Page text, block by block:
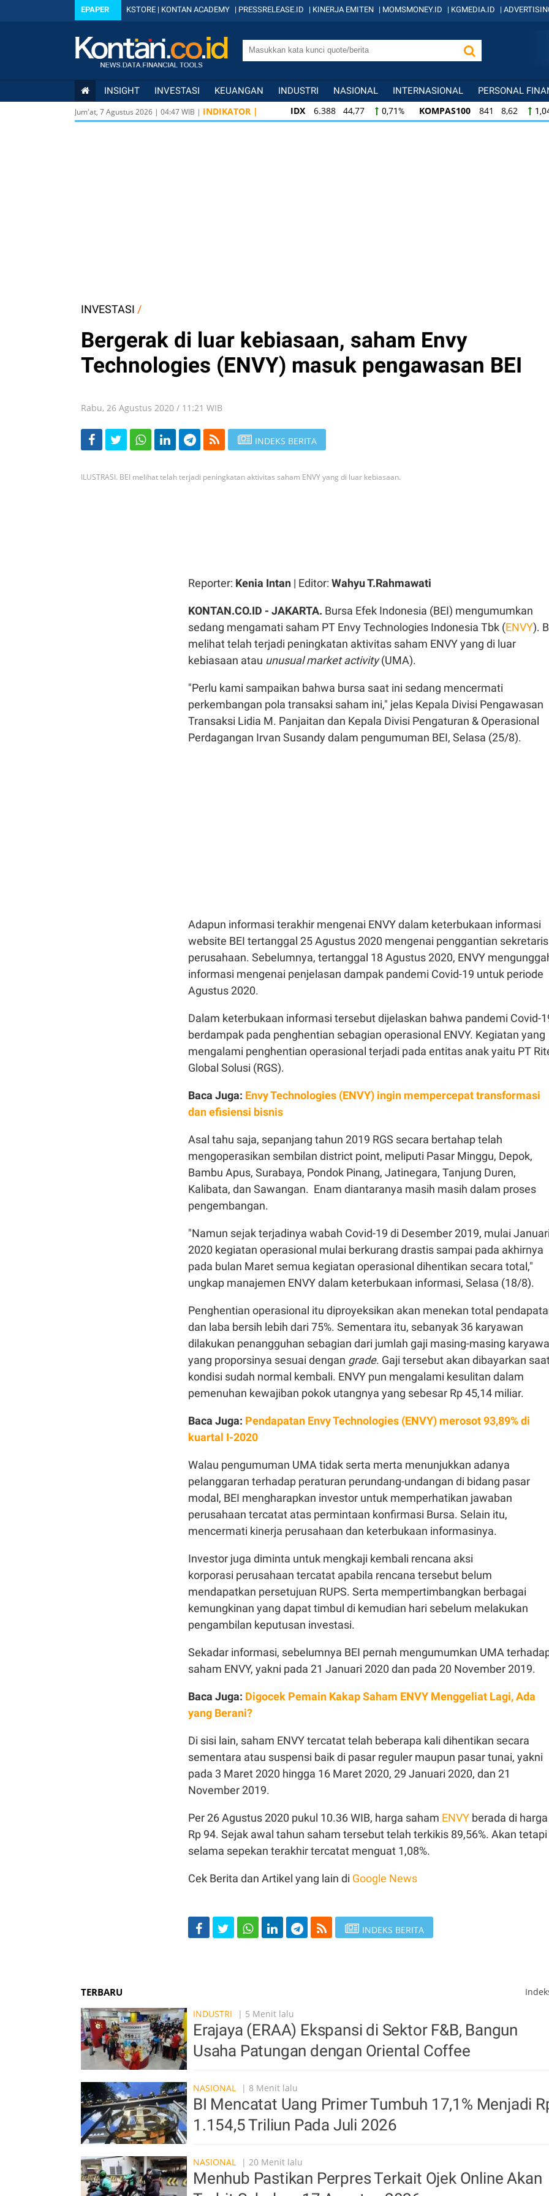
EPAPER KSTORE | KONTAN ACADEMY | PRESSRELEASE.ID | KINERJA EMITEN | MOMSMONEY.ID | KGMEDIA.ID |
INSIGHT INVESTASI KEUANGAN INDUSTRI NASIONAL INTERNASIONAL PERSONAL
Jum'at, 7 Agustus 2026 | 04:47WIB | INDIKATOR | IDX 6.388 44,77 0,71% KOMPAS100 841 8,62
KOMPAS100
841 8,62 1,04% LQ45 638 7,02 1,11%
INVESTASI /
Bergerak di luar kebiasaan, saham Envy
Technologies (ENVY) masuk pengawasan BEI
Rabu, 26 Agustus 2020 / 11:21 WIB
INDEKS BERITA
ILUSTRASI. BEI melihat telah terjadi peningkatan aktivitas saham ENVY yang di luar kebiasaan.
Reporter: Kenia Intan | Editor: Wahyu T.Rahmawati
KONTAN.CO.ID - JAKARTA. Bursa Efek Indonesia (BEI) mengumumkan
sedang mengamati saham PT Envy Technologies Indonesia Tbk (ENVY).
melihat telah terjadi peningkatan aktivitas saham ENVY yang di luar
kebiasaan atau unusual market activity(UMA).
"Perlu kami sampaikan bahwa bursa saat ini sedang mencermati
perkembangan pola transaksi saham ini," jelas Kepala Divisi Pengawasan
Transaksi Lidia M. Panjaitan dan Kepala Divisi Pengaturan & Operasional
Perdagangan Irvan Susandy dalam pengumuman BEI, Selasa (25/8).
Adapun informasi terakhir mengenai ENVY dalam keterbukaan informasi
website BEI tertanggal 25 Agustus 2020 mengenai penggantian sekretaris
perusahaan. Sebelumnya, tertanggal 18 Agustus 2020, ENVY
informasi mengenai penjelasan dampak pandemi Covid-19 untuk periode
Agustus 2020.
Dalam keterbukaan informasi tersebut dijelaskan bahwa pandemi Covid-
berdampak pada penghentian sebagian operasional ENVY. Kegiatan yang
mengalami penghentian operasional terjadi pada entitas anak yaitu PT
Global Solusi (RGS).
Baca Juga: Envy Technologies (ENVY) ingin mempercepat transformasi
dan efisiensi bisnis
Asal tahu saja, sepanjang tahun 2019 RGS secara bertahap telah
mengoperasikan sembilan district point, meliputi Pasar Minggu, Depok,
Bambu Apus, Surabaya, Pondok Pinang, Jatinegara, Tanjung Duren,
Kalibata, dan Sawangan. Enam diantaranya masih masih dalam proses
pengembangan.
"Namun sejak terjadinya wabah Covid-19 di Desember 2019, mulai Januari
2020 kegiatan operasional mulai berkurang drastis sampai pada akhirnya
pada bulan Maret semua kegiatan operasional dihentikan secara total,"
ungkap manajemen ENVY dalam keterbukaan informasi, Selasa (18/8).
Penghentian operasional itu diproyeksikan akan menekan total
dan laba bersih lebih dari 75%. Sementara itu, sebanyak 36 karyawan
dilakukan penangguhan sebagian dari jumlah gaji masing-masing
yang proporsinya sesuai dengan grade. Gaji tersebut akan dibayarkan
kondisi sudah normal kembali. ENVY pun mengalami kesulitan dalam
pemenuhan kewajiban pokok utangnya yang sebesar Rp 45,14 miliar.
Baca Juga: Pendapatan Envy Technologies (ENVY) merosot 93,89% di
kuartal I-2020
Walau pengumuman UMA tidak serta merta menunjukkan adanya
pelanggaran terhadap peraturan perundang-undangan di bidang pasar
modal, BEI mengharapkan investor untuk memperhatikan jawaban
perusahaan tercatat atas permintaan konfirmasi Bursa. Selain itu,
mencermati kinerja perusahaan dan keterbukaan informasinya.
Investor juga diminta untuk mengkaji kembali rencana aksi
korporasi perusahaan tercatat apabila rencana tersebut belum
mendapatkan persetujuan RUPS. Serta mempertimbangkan berbagai
kemungkinan yang dapat timbul di kemudian hari sebelum melakukan
pengambilan keputusan investasi.
Sekadar informasi, sebelumnya BEI pernah mengumumkan UMA
saham ENVY, yakni pada 21 Januari 2020 dan pada 20 November 2019.
Baca Juga: Digocek Pemain Kakap Saham ENVY Menggeliat Lagi, Ada
yang Berani?
Di sisi lain, saham ENVY tercatat telah beberapa kali dihentikan secara
sementara atau suspensi baik di pasar reguler maupun pasar tunai, yakni
pada 3 Maret 2020 hingga 16 Maret 2020, 29 Januari 2020, dan 21
November 2019.
Per 26 Agustus 2020 pukul 10.36 WIB, harga saham ENVY berada di harga
Rp 94. Sejak awal tahun saham tersebut telah terkikis 89,56%. Akan tetapi
selama sepekan terakhir tercatat menguat 1,08%.
Cek Berita dan Artikel yang lain di Google News
INDEKS BERITA
TERBARU
INDUSTRI
| 5 Menit lalu
Erajaya (ERAA) Ekspansi di Sektor F&B, Bangun
Usaha Patungan dengan Oriental Coffee
NASIONAL | 8 Menit lalu
BI Mencatat Uang Primer Tumbuh 17,1% Menjadi
1.154,5 Triliun Pada Juli 2026
NASIONAL | 20 Menit lalu
Menhub Pastikan Perpres Terkait Ojek Online Akan